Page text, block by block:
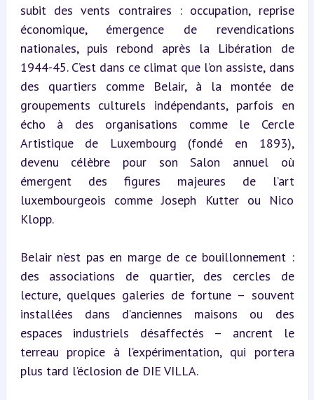
subit des vents contraires : occupation, reprise
économique, émergence de revendications
nationales, puis rebond après la Libération de
1944-45. C’est dans ce climat que l’on assiste, dans
des quartiers comme Belair, à la montée de
groupements culturels indépendants, parfois en
écho à des organisations comme le Cercle
Artistique de Luxembourg (fondé en 1893),
devenu célèbre pour son Salon annuel où
émergent des figures majeures de l’art
luxembourgeois comme Joseph Kutter ou Nico
Klopp.
Belair n’est pas en marge de ce bouillonnement :
des associations de quartier, des cercles de
lecture, quelques galeries de fortune – souvent
installées dans d’anciennes maisons ou des
espaces industriels désaffectés – ancrent le
terreau propice à l’expérimentation, qui portera
plus tard l’éclosion de DIE VILLA.